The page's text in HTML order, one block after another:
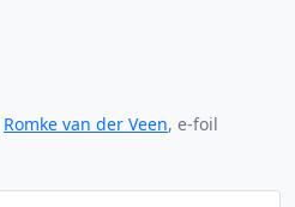
Romke van der Veen, e-foil